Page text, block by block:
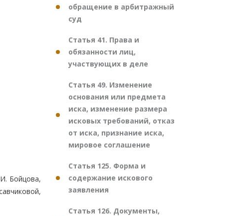
Бойцова,
обращение в арбитражный
суд
Статья 41. Права и
обязанности лиц,
участвующих в деле
Статья 49. Изменение
основания или предмета
иска, изменение размера
исковых требований, отказ
от иска, признание иска,
мировое соглашение
Статья 125. Форма и
содержание искового
заявления
Статья 126. Документы,